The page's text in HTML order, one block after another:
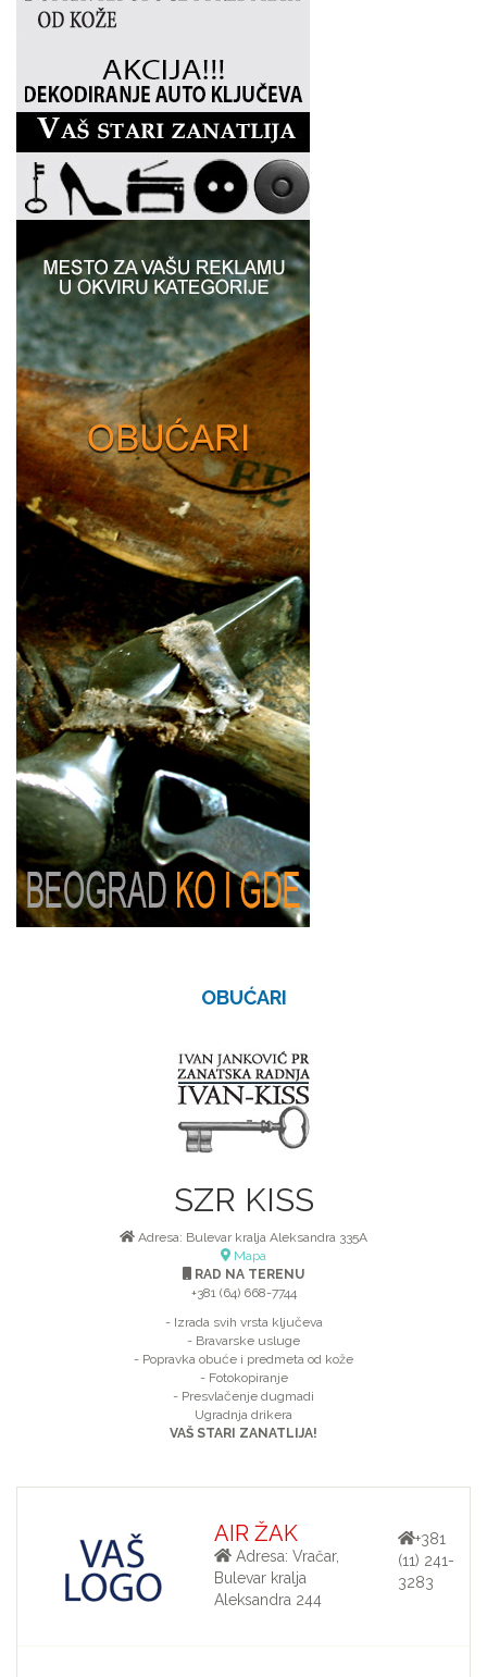
OBUĆARI
SZR KISS
Аdresa: Bulevar kralja Aleksandra 335A
Mapa
RAD NA TERENU
+381 (64) 668-7744
- Izrada svih vrsta ključeva
- Bravarske usluge
- Popravka obuće i predmeta od kože
- Fotokopiranje
- Presvlačenje dugmadi
Ugradnja drikera
VAŠ STARI ZANATLIJA!
AIR ŽAK
Adresa: Vračar,
Bulevar kralja
Aleksandra 244
+381
(11) 241-
3283